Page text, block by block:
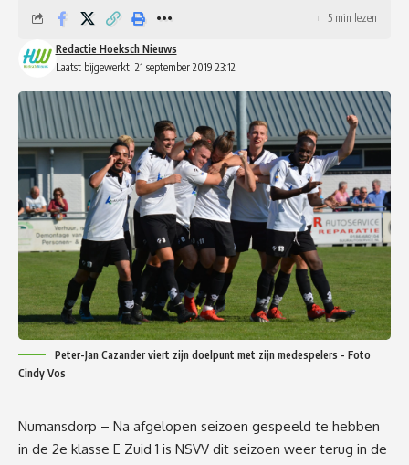
Laatst bijgewerkt: 21 september 2019 23:12
Redactie Hoeksch Nieuws
5 min lezen
Peter-Jan Cazander viert zijn doelpunt met zijn medespelers - Foto
Cindy Vos
Numansdorp – Na afgelopen seizoen gespeeld te hebben
in de 2e klasse E Zuid 1 is NSVV dit seizoen weer terug in de